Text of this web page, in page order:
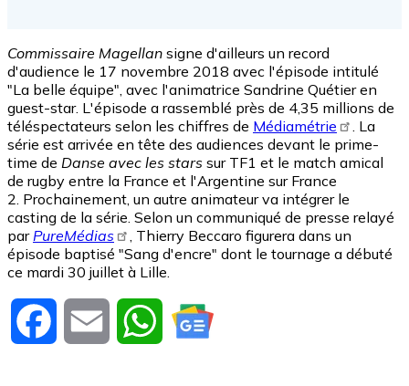
Commissaire Magellan signe d'ailleurs un record
d'audience le 17 novembre 2018 avec l'épisode intitulé
"La belle équipe", avec l'animatrice Sandrine Quétier en
guest-star. L'épisode a rassemblé près de 4,35 millions de
téléspectateurs selon les chiffres de Médiamétrie
. La
série est arrivée en tête des audiences devant le prime-
time de Danse avec les stars sur TF1 et le match amical
de rugby entre la France et l'Argentine sur France
2. Prochainement, un autre animateur va intégrer le
casting de la série. Selon un communiqué de presse relayé
parPureMédias
, Thierry Beccaro figurera dans un
épisode baptisé "Sang d'encre" dont le tournage a débuté
ce mardi 30 juillet à Lille.
Facebook Email WhatsApp